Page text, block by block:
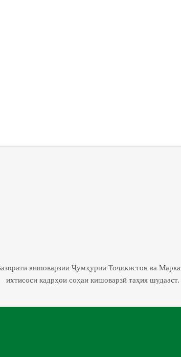
кишоварзии Ҷумҳурии Тоҷикистон ва
ихтисоси кадрҳои соҳаи кишоварзӣ таҳия шудааст.